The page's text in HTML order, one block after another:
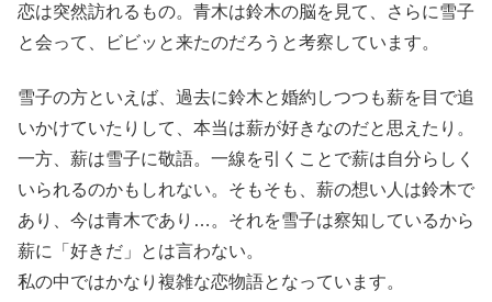
恋は突然訪れるもの。青木は鈴木の脳を見て、さらに雪子
と会って、ビビッと来たのだろうと考察しています。
雪子の方といえば、過去に鈴木と婚約しつつも薪を目で追
いかけていたりして、本当は薪が好きなのだと思えたり。
一方、薪は雪子に敬語。一線を引くことで薪は自分らしく
いられるのかもしれない。そもそも、薪の想い人は鈴木で
あり、今は青木であり…。それを雪子は察知しているから
薪に「好きだ」とは言わない。
私の中ではかなり複雑な恋物語となっています。